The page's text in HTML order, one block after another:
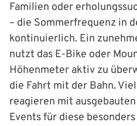
Familien oder
– die Sommerfrequenz in
kontinuierlich. Ein
nutzt das E-Bike oder
Höhenmeter aktiv zu
die Fahrt mit der Bahn.
reagieren mit
Events für diese